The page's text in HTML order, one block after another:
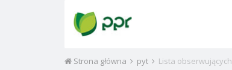
Strona główna pyt Lista obserwujących